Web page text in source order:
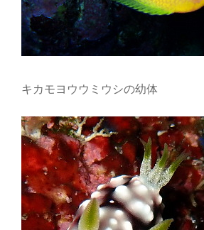
キカモヨウウミウシの幼体